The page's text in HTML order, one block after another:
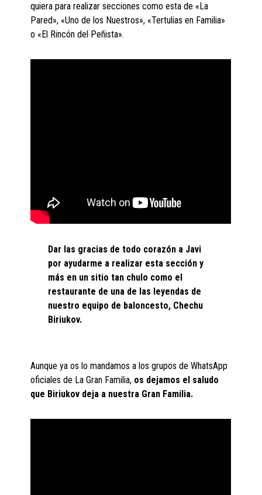
quiera para realizar secciones como esta de «La
Pared», «Uno de los Nuestros», «Tertulias en Familia»
o «El Rincón del Peñista».
Dar las gracias de todo corazón a Javi
por ayudarme a realizar esta sección y
más en un sitio tan chulo como el
restaurante de una de las leyendas de
nuestro equipo de baloncesto, Chechu
Biriukov.
Aunque ya os lo mandamos a los grupos de WhatsApp
oficiales de La Gran Familia, os dejamos el saludo
que Biriukov deja a nuestra Gran Familia.